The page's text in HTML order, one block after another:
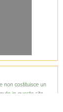
non costituisce un
in questo sito